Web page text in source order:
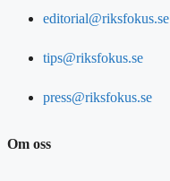
editorial@riksfokus.se
tips@riksfokus.se
press@riksfokus.se
Om oss